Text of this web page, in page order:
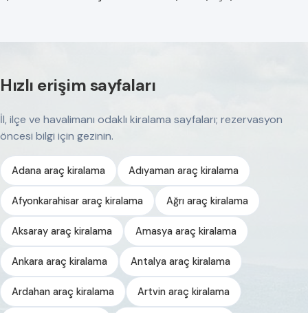
Hızlı erişim sayfaları
İl, ilçe ve havalimanı odaklı kiralama sayfaları; rezervasyon
öncesi bilgi için gezinin.
Adana araç kiralama Adıyaman araç kiralama
Afyonkarahisar araç kiralama Ağrı araç kiralama
Aksaray araç kiralama Amasya araç kiralama
Ankara araç kiralama Antalya araç kiralama
Ardahan araç kiralama Artvin araç kiralama